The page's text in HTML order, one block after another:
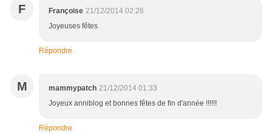
F Françoise 21/12/2014 02:26
Joyeuses fêtes
Répondre
M mammypatch 21/12/2014 01:33
Joyeux anniblog et bonnes fêtes de fin d'année !!!!!!
Répondre